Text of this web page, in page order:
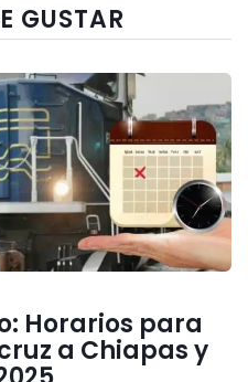
GUSTAR
Horarios para
a Chiapas y